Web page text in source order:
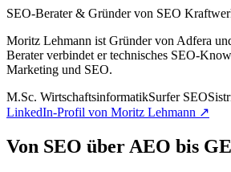
SEO-Berater & Gründer von SEO
Moritz Lehmann ist Gründer von Adfera
Berater verbindet er technisches SEO-
Marketing und SEO.
M.Sc. WirtschaftsinformatikSurfer SEO
LinkedIn-Profil von Moritz Lehmann ↗
Von SEO über AEO bis